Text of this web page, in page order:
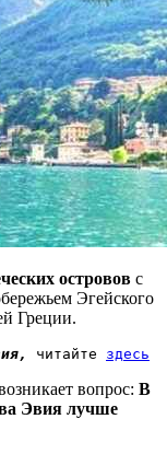
островов с
Эгейского
Греции.
читайте здесь
вопрос: В
Эвия лучше